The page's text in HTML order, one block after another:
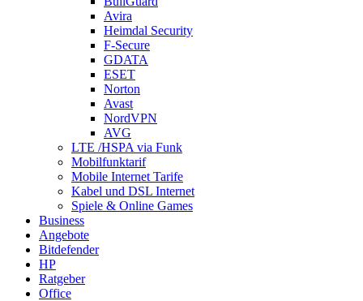
Avira
Heimdal Security
F-Secure
GDATA
ESET
Norton
Avast
NordVPN
AVG
LTE /HSPA via Funk
Mobilfunktarif
Mobile Internet Tarife
Kabel und DSL Internet
Spiele & Online Games
Business
Angebote
Bitdefender
HP
Ratgeber
Office